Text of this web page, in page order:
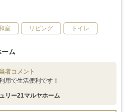
室 リビング トイレ
ム
者コメント
用で生活便利です！
リー21マルヤホーム